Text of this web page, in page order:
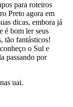
para roteiros
Preto agora em
dicas, embora já
é bom ler seus
tão fantásticos!
o Sul e
passando por
uai.